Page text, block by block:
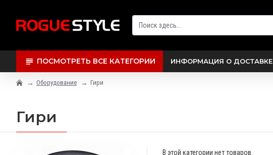
ПОСМОТРЕТЬ ВСЕ КАТЕГОРИИ ИНФОРМАЦИЯ О ДОСТАВКЕ
Оборудование Гири
Гири
В этой категории нет товаров.